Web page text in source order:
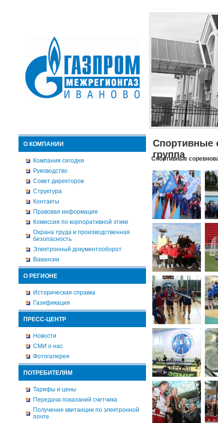
О КОМПАНИИ
Компания сегодня
Руководство
Совет директоров
Структура
Контакты
Правовая информация
Комиссия по корпоративной этике
Охрана труда и производственная
безопасность
Электронный документооборот
Вакансии
О РЕГИОНЕ
Историческая справка
Газификация
ПРЕСС-ЦЕНТР
Новости
СМИ о нас
Фотогалерея
ПОТРЕБИТЕЛЯМ
Тарифы и цены
Передача показаний счетчика
Получение квитанции по электронной
почте
Спортивные
группа
Спортивные